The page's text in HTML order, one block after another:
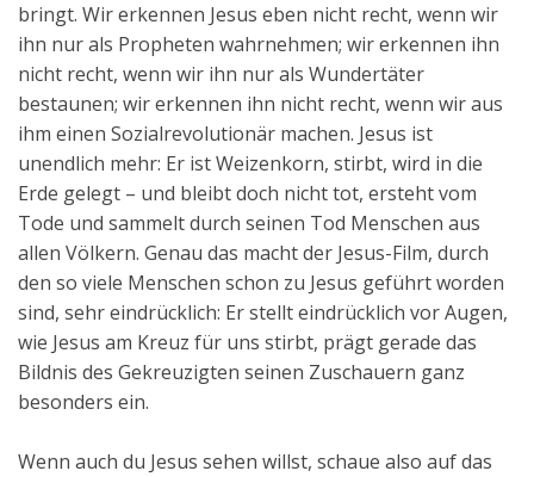
bringt. Wir erkennen Jesus eben nicht recht, wenn wir
ihn nur als Propheten wahrnehmen; wir erkennen ihn
nicht recht, wenn wir ihn nur als Wundertäter
bestaunen; wir erkennen ihn nicht recht, wenn wir aus
ihm einen Sozialrevolutionär machen. Jesus ist
unendlich mehr: Er ist Weizenkorn, stirbt, wird in die
Erde gelegt – und bleibt doch nicht tot, ersteht vom
Tode und sammelt durch seinen Tod Menschen aus
allen Völkern. Genau das macht der Jesus-Film, durch
den so viele Menschen schon zu Jesus geführt worden
sind, sehr eindrücklich: Er stellt eindrücklich vor Augen,
wie Jesus am Kreuz für uns stirbt, prägt gerade das
Bildnis des Gekreuzigten seinen Zuschauern ganz
besonders ein.
Wenn auch du Jesus sehen willst, schaue also auf das